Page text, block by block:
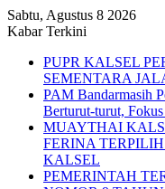
Sabtu, Agustus 8 2026
Kabar Terkini
PUPR KALSEL
SEMENTARA
PAM Bandarmasih
Berturut-turut,
MUAYTHAI
FERINA
KALSEL
PEMERINTAH